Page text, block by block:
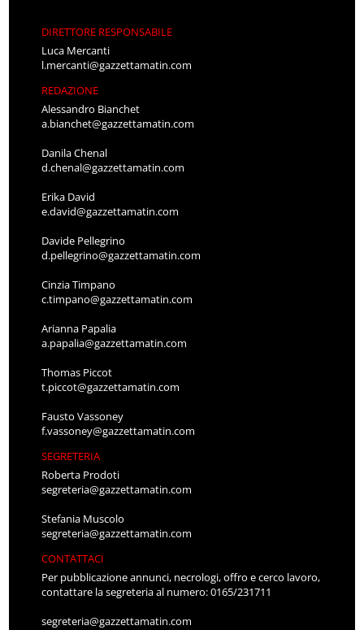
DIRETTORE RESPONSABILE
Luca Mercanti
l.mercanti@gazzettamatin.com
REDAZIONE
Alessandro Bianchet
a.bianchet@gazzettamatin.com
Danila Chenal
d.chenal@gazzettamatin.com
Erika David
e.david@gazzettamatin.com
Davide Pellegrino
d.pellegrino@gazzettamatin.com
Cinzia Timpano
c.timpano@gazzettamatin.com
Arianna Papalia
a.papalia@gazzettamatin.com
Thomas Piccot
t.piccot@gazzettamatin.com
Fausto Vassoney
f.vassoney@gazzettamatin.com
SEGRETERIA
Roberta Prodoti
segreteria@gazzettamatin.com
Stefania Muscolo
segreteria@gazzettamatin.com
CONTATTACI
Per pubblicazione annunci, necrologi, offro e cerco lavoro,
contattare la segreteria al numero: 0165/231711
segreteria@gazzettamatin.com